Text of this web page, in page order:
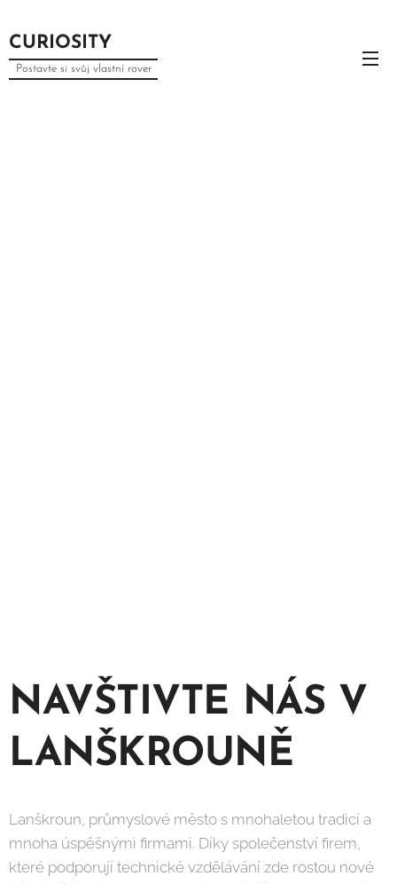
CURIOSITY
Postavte si svůj vlastní rover
NAVŠTIVTE NÁS V
LANŠKROUNĚ
Lanškroun, průmyslové město s mnohaletou tradicí a
mnoha úspěšnými firmami. Díky společenství firem,
které podporují technické vzdělávání zde rostou nové